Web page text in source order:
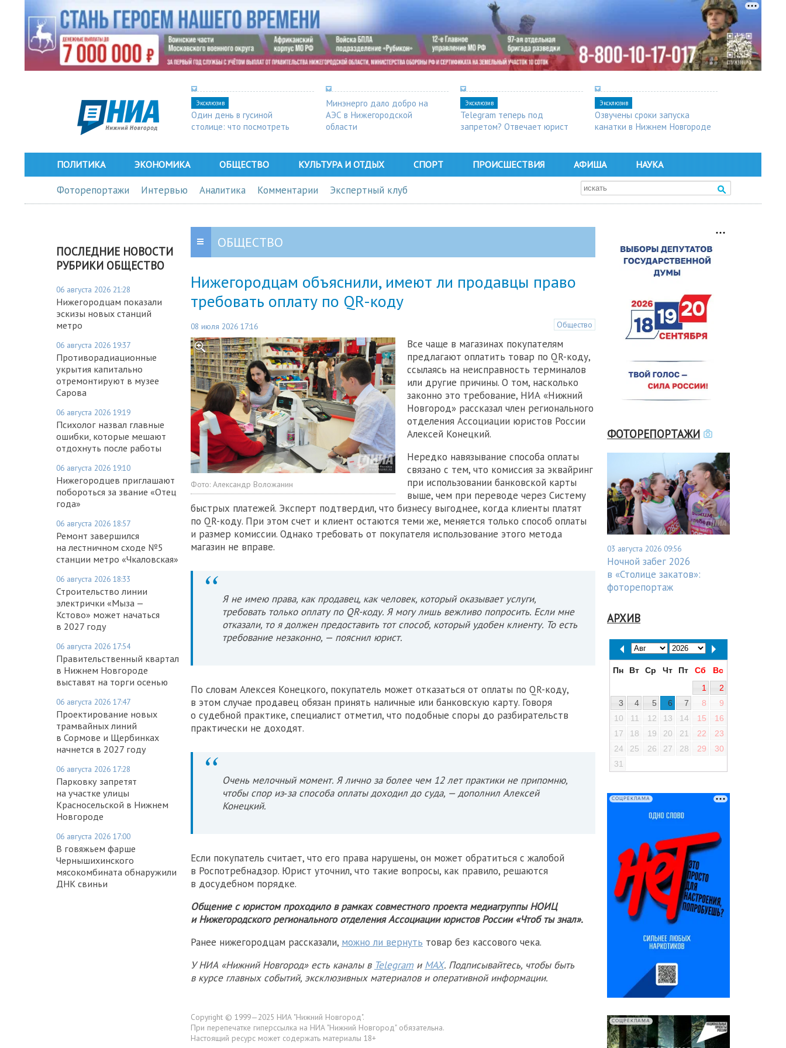
Эксклюзив
Один день в гусиной
столице: что посмотреть
Минэнерго дало добро на
АЭС в Нижегородской
области
Эксклюзив
Telegram теперь под
запретом? Отвечает юрист
Эксклюзив
Озвучены сроки запуска
канатки в Нижнем Новгороде
ПОЛИТИКА ЭКОНОМИКА ОБЩЕСТВО КУЛЬТУРА И ОТДЫХ СПОРТ ПРОИСШЕСТВИЯ АФИША НАУКА
Фоторепортажи Интервью Аналитика Комментарии Экспертный клуб
ПОСЛЕДНИЕ НОВОСТИ
РУБРИКИ ОБЩЕСТВО
06 августа 2026 21:28
Нижегородцам показали
эскизы новых станций
метро
06 августа 2026 19:37
Противорадиационные
укрытия капитально
отремонтируют в музее
Сарова
06 августа 2026 19:19
Психолог назвал главные
ошибки, которые мешают
отдохнуть после работы
06 августа 2026 19:10
Нижегородцев приглашают
побороться за звание «Отец
года»
06 августа 2026 18:57
Ремонт завершился
на лестничном сходе №5
станции метро «Чкаловская»
06 августа 2026 18:33
Строительство линии
электрички «Мыза —
Кстово» может начаться
в 2027 году
06 августа 2026 17:54
Правительственный квартал
в Нижнем Новгороде
выставят на торги осенью
06 августа 2026 17:47
Проектирование новых
трамвайных линий
в Сормове и Щербинках
начнется в 2027 году
06 августа 2026 17:28
Парковку запретят
на участке улицы
Красносельской в Нижнем
Новгороде
06 августа 2026 17:00
В говяжьем фарше
Чернышихинского
мясокомбината обнаружили
ДНК свиньи
ОБЩЕСТВО
Нижегородцам объяснили, имеют ли продавцы право
требовать оплату по QR-коду
08 июля 2026 17:16 Общество
Фото: Александр Воложанин
Все чаще в магазинах покупателям
предлагают оплатить товар по QR-коду,
ссылаясь на неисправность терминалов
или другие причины. О том, насколько
законно это требование, НИА «Нижний
Новгород» рассказал член регионального
отделения Ассоциации юристов России
Алексей Конецкий.
Нередко навязывание способа оплаты
связано с тем, что комиссия за эквайринг
при использовании банковской карты
выше, чем при переводе через Систему
быстрых платежей. Эксперт подтвердил, что бизнесу выгоднее, когда клиенты платят
по QR-коду. При этом счет и клиент остаются теми же, меняется только способ оплаты
и размер комиссии. Однако требовать от покупателя использование этого метода
магазин не вправе.
Я не имею права, как продавец, как человек, который оказывает услуги,
требовать только оплату по QR-коду. Я могу лишь вежливо попросить. Если мне
отказали, то я должен предоставить тот способ, который удобен клиенту. То есть
требование незаконно, — пояснил юрист.
По словам Алексея Конецкого, покупатель может отказаться от оплаты по QR-коду,
в этом случае продавец обязан принять наличные или банковскую карту. Говоря
о судебной практике, специалист отметил, что подобные споры до разбирательств
практически не доходят.
Очень мелочный момент. Я лично за более чем 12 лет практики не припомню,
чтобы спор из‑за способа оплаты доходил до суда, — дополнил Алексей
Конецкий.
Если покупатель считает, что его права нарушены, он может обратиться с жалобой
в Роспотребнадзор. Юрист уточнил, что такие вопросы, как правило, решаются
в досудебном порядке.
Общение с юристом проходило в рамках совместного проекта медиагруппы НОИЦ
и Нижегородского регионального отделения Ассоциации юристов России «Чтоб ты знал».
Ранее нижегородцам рассказали, можно ли вернуть товар без кассового чека.
У НИА «Нижний Новгород» есть каналы в Telegram и MAX. Подписывайтесь, чтобы быть
в курсе главных событий, эксклюзивных материалов и оперативной информации.
Copyright © 1999—2025 НИА "Нижний Новгород".
При перепечатке гиперссылка на НИА "Нижний Новгород" обязательна.
Настоящий ресурс может содержать материалы 18+
ФОТОРЕПОРТАЖИ
03 августа 2026 09:56
Ночной забег 2026
в «Столице закатов»:
фоторепортаж
АРХИВ
Пн Вт Ср Чт Пт Сб
Вс
1
2
3
4 5 6 7 8
9
10
11 12 13 14 15
16
17
18 19 20 21 22
23
24
25 26 27 28 29
30
31
СОЦРЕКЛАМА
СОЦРЕКЛАМА